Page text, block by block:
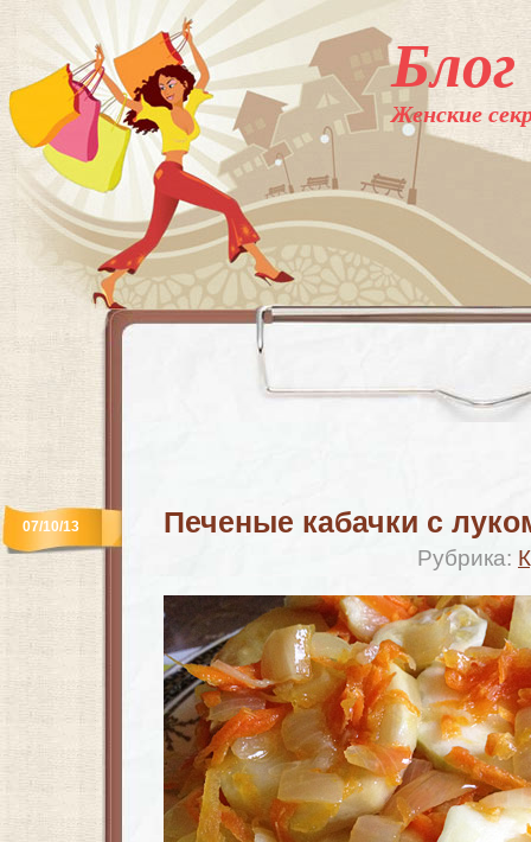
Женские
Печеные кабачки с
Рубрика:
07/10/13